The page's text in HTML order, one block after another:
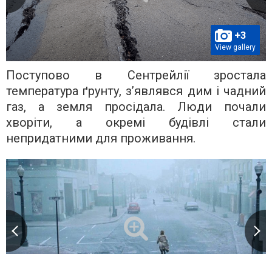
+3
View gallery
Поступово в Сентрейлії зростала
температура ґрунту, з’являвся дим і чадний
газ, а земля просідала. Люди почали
хворіти, а окремі будівлі стали
непридатними для проживання.